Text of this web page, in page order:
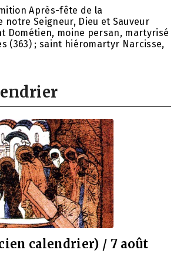
Après-fête de la
notre Seigneur, Dieu et Sauveur
Dométien, moine persan, martyrisé
(363) ; saint hiéromartyr Narcisse,
calendrier) / 7 août